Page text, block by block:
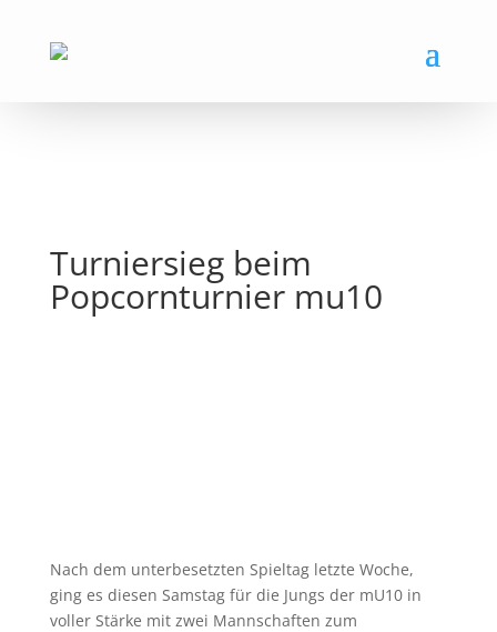
Turniersieg beim
Popcornturnier mu10
Nach dem unterbesetzten Spieltag letzte Woche,
ging es diesen Samstag für die Jungs der mU10 in
voller Stärke mit zwei Mannschaften zum